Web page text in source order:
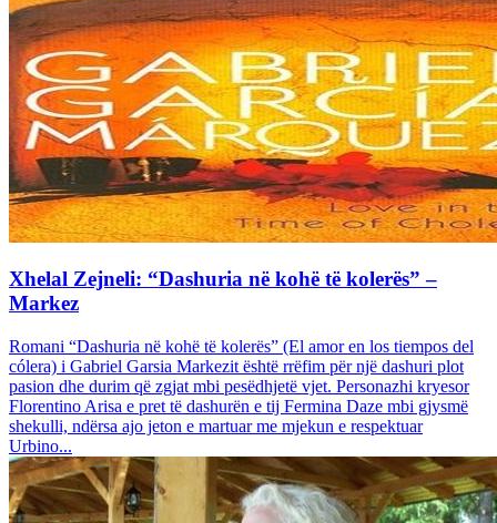
Xhelal Zejneli: “Dashuria në kohë të kolerës” –
Markez
Romani “Dashuria në kohë të kolerës” (El amor en los tiempos del
cólera) i Gabriel Garsia Markezit është rrëfim për një dashuri plot
pasion dhe durim që zgjat mbi pesëdhjetë vjet. Personazhi kryesor
Florentino Arisa e pret të dashurën e tij Fermina Daze mbi gjysmë
shekulli, ndërsa ajo jeton e martuar me mjekun e respektuar
Urbino...